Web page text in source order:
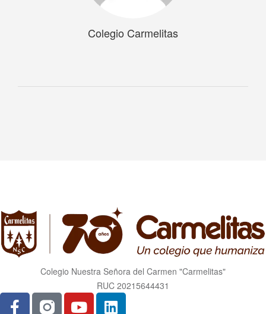
Colegio Carmelitas
Colegio Nuestra Señora del Carmen "Carmelitas"
RUC 20215644431